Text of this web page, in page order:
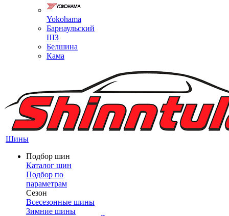
Yokohama
Барнаульский
ШЗ
Белшина
Кама
Шины
Подбор шин
Каталог шин
Подбор по
параметрам
Сезон
Всесезонные шины
Зимние шины